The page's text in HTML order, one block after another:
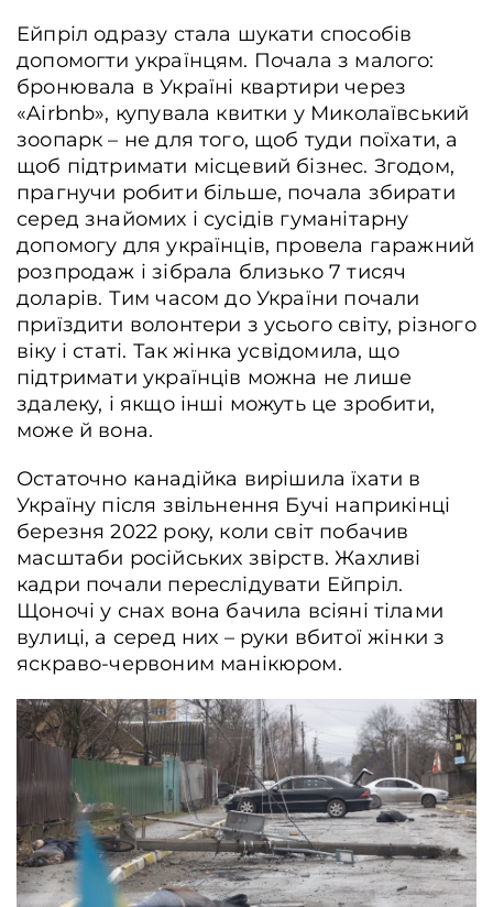
Ейпріл одразу стала шукати способів
допомогти українцям. Почала з малого:
бронювала в Україні квартири через
«Airbnb», купувала квитки у Миколаївський
зоопарк – не для того, щоб туди поїхати, а
щоб підтримати місцевий бізнес. Згодом,
прагнучи робити більше, почала збирати
серед знайомих і сусідів гуманітарну
допомогу для українців, провела гаражний
розпродаж і зібрала близько 7 тисяч
доларів. Тим часом до України почали
приїздити волонтери з усього світу, різного
віку і статі. Так жінка усвідомила, що
підтримати українців можна не лише
здалеку, і якщо інші можуть це зробити,
може й вона.
Остаточно канадійка вирішила їхати в
Україну після звільнення Бучі наприкінці
березня 2022 року, коли світ побачив
масштаби російських звірств. Жахливі
кадри почали переслідувати Ейпріл.
Щоночі у снах вона бачила всіяні тілами
вулиці, а серед них – руки вбитої жінки з
яскраво-червоним манікюром.